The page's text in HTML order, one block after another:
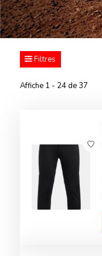
Filtres
Affiche 1 - 24 de 37